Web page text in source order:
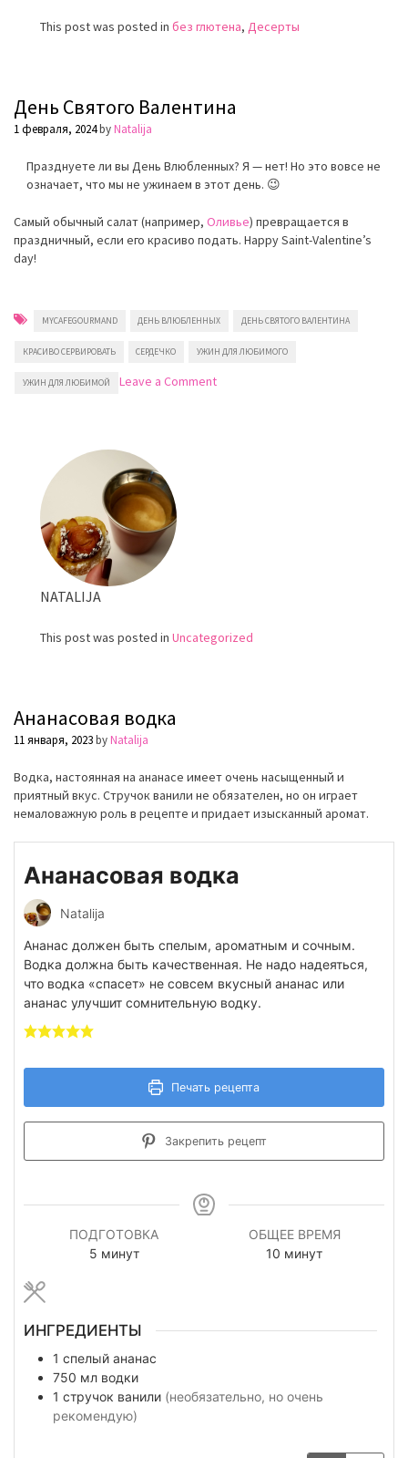
This post was posted in без глютена, Десерты
День Святого Валентина
1 февраля, 2024byNatalija
Празднуете ли вы День Влюбленных? Я — нет! Но это вовсе не
означает, что мы не ужинаем в этот день. 😉
Самый обычный салат (например, Оливье) превращается в
праздничный, если его красиво подать. Happy Saint-Valentine’s
day!
MYCAFEGOURMAND ДЕНЬ ВЛЮБЛЕННЫХ ДЕНЬ СВЯТОГО ВАЛЕНТИНА
КРАСИВО СЕРВИРОВАТЬ СЕРДЕЧКО УЖИН ДЛЯ ЛЮБИМОГО
УЖИН ДЛЯ ЛЮБИМОЙ Leave a Commenton
NATALIJA
This post was posted in Uncategorized
Ананасовая водка
11 января, 2023byNatalija
Водка, настоянная на ананасе имеет очень насыщенный и
приятный вкус. Стручок ванили не обязателен, но он играет
немаловажную роль в рецепте и придает изысканный аромат.
Ананасовая водка
Natalija
Ананас должен быть спелым, ароматным и сочным.
Водка должна быть качественная. Не надо надеяться,
что водка «спасет» не совсем вкусный ананас или
ананас улучшит сомнительную водку.
Печать рецепта
Закрепить рецепт
ПОДГОТОВКА
5минуты
минут
ОБЩЕЕ ВРЕМЯ
10 минуты
минут
ИНГРЕДИЕНТЫ
1 спелый ананас
750 мл водки
1 стручок ванили (необязательно, но очень
рекомендую)